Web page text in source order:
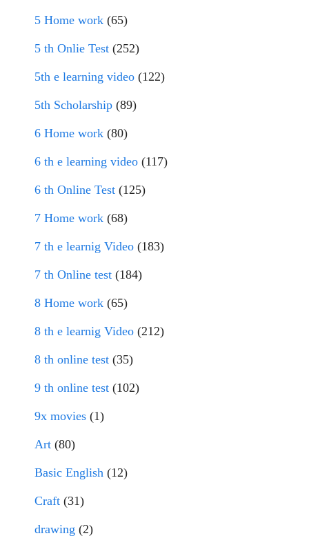
5 Home work (65)
5 th Onlie Test (252)
5th e learning video (122)
5th Scholarship (89)
6 Home work (80)
6 th e learning video (117)
6 th Online Test (125)
7 Home work (68)
7 th e learnig Video (183)
7 th Online test (184)
8 Home work (65)
8 th e learnig Video (212)
8 th online test (35)
9 th online test (102)
9x movies (1)
Art (80)
Basic English (12)
Craft (31)
drawing (2)